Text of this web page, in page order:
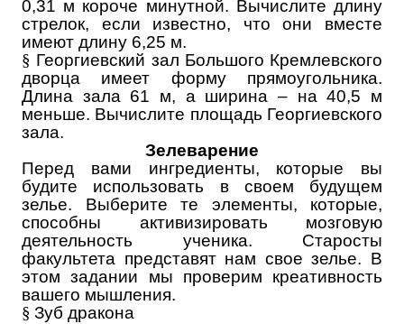
0,31 м короче минутной. Вычислите длину
стрелок, если известно, что они вместе
имеют длину 6,25 м.
§ Георгиевский зал Большого Кремлевского
дворца имеет форму прямоугольника.
Длина зала 61 м, а ширина – на 40,5 м
меньше. Вычислите площадь Георгиевского
зала.
Зелеварение
Перед вами ингредиенты, которые вы
будите использовать в своем будущем
зелье. Выберите те элементы, которые,
способны активизировать мозговую
деятельность ученика. Старосты
факультета представят нам свое зелье. В
этом задании мы проверим креативность
вашего мышления.
§ Зуб дракона